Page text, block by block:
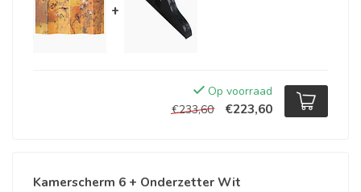
+
Op voorraad
€233,60
€223,60
Kamerscherm 6 + Onderzetter Wit